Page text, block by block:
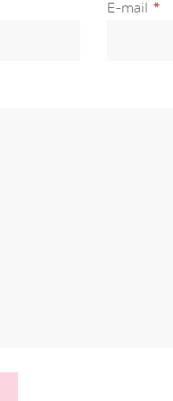
E-mail *